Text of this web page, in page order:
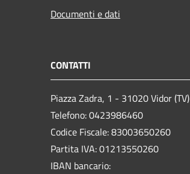
Documenti e dati
CONTATTI
Piazza Zadra, 1 - 31020 Vidor (TV)
Telefono: 0423986460
Codice Fiscale: 83003650260
Partita IVA: 01213550260
IBAN bancario: